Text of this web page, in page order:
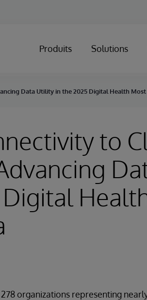
Produits Solutions
Data Utility in the 2025 Digital Health Most
to
organizations representing